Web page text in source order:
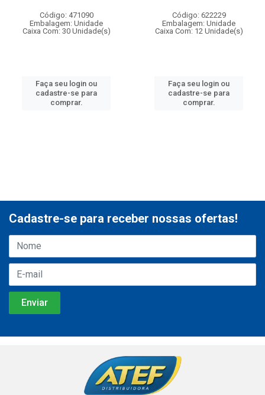
Código: 471090
Embalagem: Unidade
Caixa Com: 30 Unidade(s)
Faça seu login ou
cadastre-se para
comprar.
Código: 622229
Embalagem: Unidade
Caixa Com: 12 Unidade(s)
Faça seu login ou
cadastre-se para
comprar.
Cadastre-se para receber nossas ofertas!